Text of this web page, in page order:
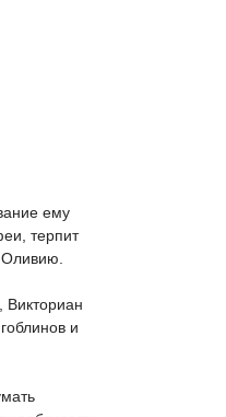
ему
терпит
Викториан
и